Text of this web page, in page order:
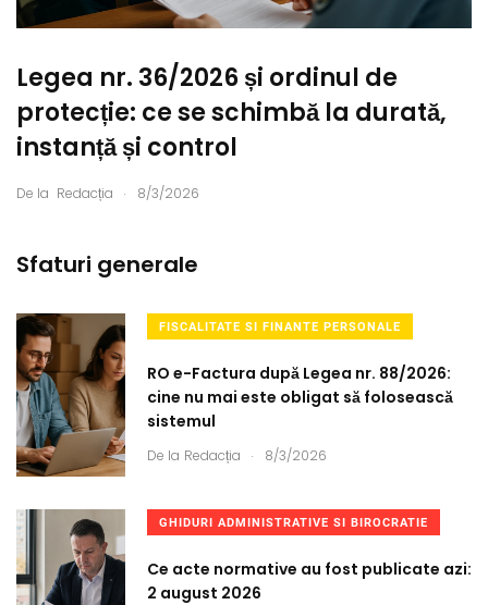
Legea nr. 36/2026 și ordinul de
protecție: ce se schimbă la durată,
instanță și control
De la Redacția . 8/3/2026
Sfaturi generale
FISCALITATE SI FINANTE PERSONALE
RO e-Factura după Legea nr. 88/2026:
cine nu mai este obligat să folosească
sistemul
De la Redacția . 8/3/2026
GHIDURI ADMINISTRATIVE SI BIROCRATIE
Ce acte normative au fost publicate azi:
2 august 2026